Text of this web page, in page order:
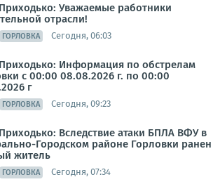
Уважаемые работники
отрасли!
ГОРЛОВКА Сегодня, 06:03
Информация по обстрелам
с 00:00 08.08.2026 г. по 00:00
г
ГОРЛОВКА Сегодня, 09:23
Вследствие атаки БПЛА ВФУ в
Городском районе Горловки ранен
житель
ГОРЛОВКА Сегодня, 07:34